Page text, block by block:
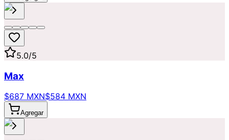
5.0/5
Max
$687 MXN$584 MXN
Agregar